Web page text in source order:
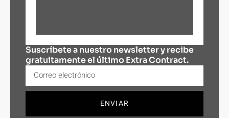
Suscríbete a nuestro newsletter y recibe
gratuitamente el último Extra Contract.
ENVIAR